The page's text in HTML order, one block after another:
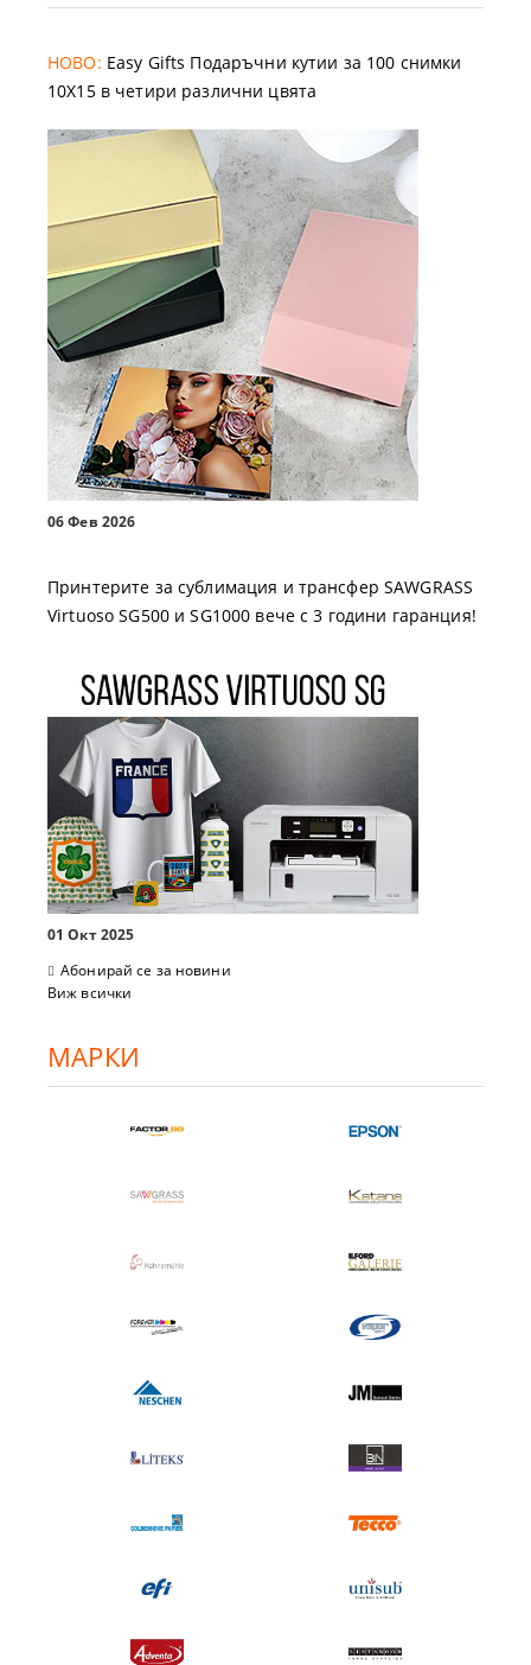
НОВО: Easy Gifts Подаръчни кутии за 100 снимки
10X15 в четири различни цвята
06 Фев 2026
Принтерите за сублимация и трансфер SAWGRASS
Virtuoso SG500 и SG1000 вече с 3 години гаранция!
01 Окт 2025
Абонирай се за новини
Виж всички
МАРКИ